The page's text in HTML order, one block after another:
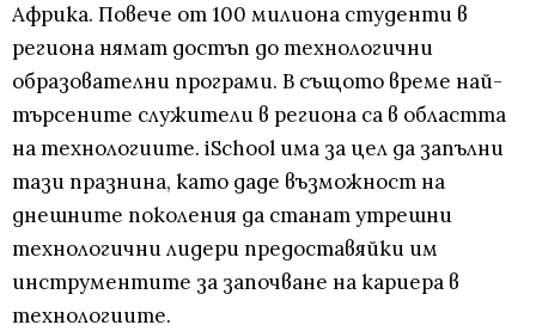
Африка. Повече от 100 милиона студенти в
региона нямат достъп до технологични
образователни програми. В същото време най-
търсените служители в региона са в областта
на технологиите. iSchool има за цел да запълни
тази празнина, като даде възможност на
днешните поколения да станат утрешни
технологични лидери предоставяйки им
инструментите за започване на кариера в
технологиите.